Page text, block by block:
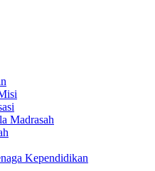
Madrasah
Kependidikan